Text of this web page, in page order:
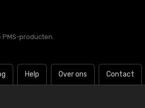
PMS-producten.
Help Over ons Contact